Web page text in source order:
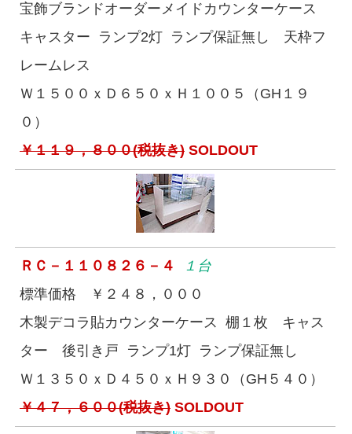
宝飾ブランドオーダーメイドカウンターケース
キャスター ランプ2灯 ランプ保証無し 天枠フ
レームレス
Ｗ１５００ｘＤ６５０ｘＨ１００５（GH１９
０）
￥１１９，８００(税抜き) SOLDOUT
ＲＣ－１１０８２６－４
１台
標準価格 ￥２４８，０００
木製デコラ貼カウンターケース 棚１枚 キャス
ター 後引き戸 ランプ1灯 ランプ保証無し
Ｗ１３５０ｘＤ４５０ｘＨ９３０（GH５４０）
￥４７，６００(税抜き) SOLDOUT